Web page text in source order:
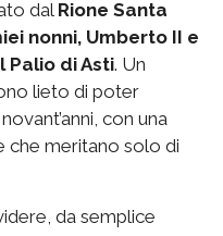
dal Rione Santa
nonni, Umberto II e
Palio di Asti. Un
lieto di poter
con una
che meritano solo di
da semplice